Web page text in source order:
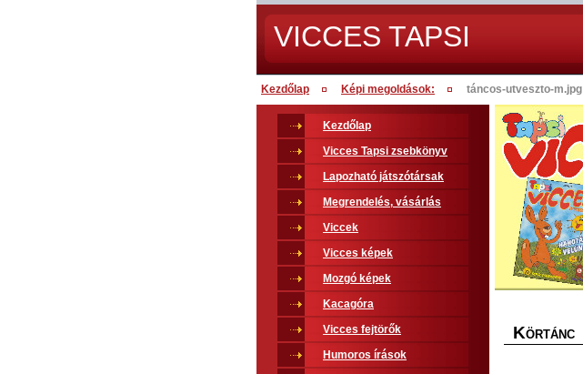
VICCES TAPSI
Kezdőlap Képi megoldások: táncos-utveszto-m.jpg
KÖRTÁNC
Kezdőlap
Vicces Tapsi zsebkönyv
Lapozható játszótársak
Megrendelés, vásárlás
Viccek
Vicces képek
Mozgó képek
Kacagóra
Vicces fejtörők
Humoros írások